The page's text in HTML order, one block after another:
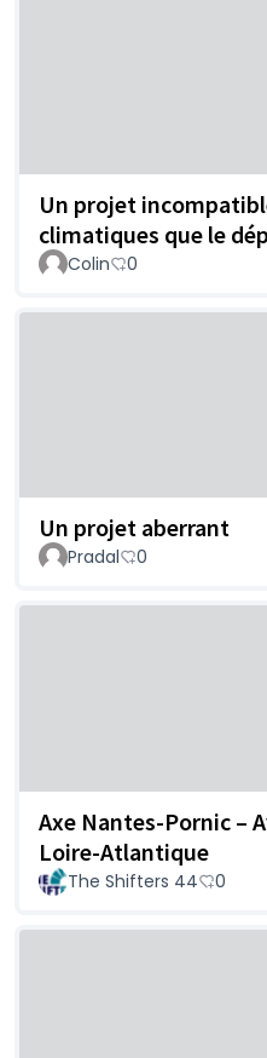
Un projet
climatiques que le
Colin 0
Un projet aberrant
Pradal 0
Axe Nantes-Pornic –
Loire-Atlantique
The Shifters 44 0